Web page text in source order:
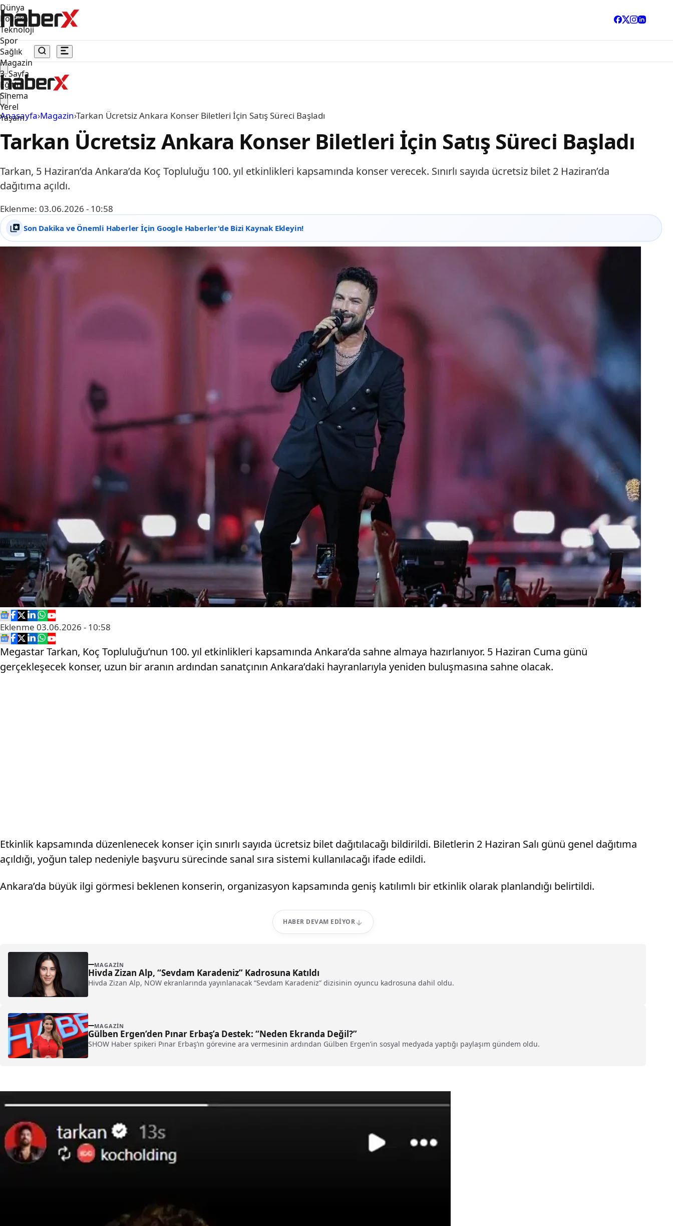
Dünya
Politika
Teknoloji
Spor
Sağlık
Magazin
3. Sayfa
Eğitim
Sinema
Yerel
Yaşam
Anasayfa›Magazin›Tarkan Ücretsiz Ankara Konser Biletleri İçin Satış Süreci Başladı
Tarkan Ücretsiz Ankara Konser Biletleri İçin Satış Süreci Başladı
Tarkan, 5 Haziran’da Ankara’da Koç Topluluğu 100. yıl etkinlikleri kapsamında konser verecek. Sınırlı sayıda ücretsiz bilet 2 Haziran’da
dağıtıma açıldı.
Eklenme: 03.06.2026 - 10:58
Son Dakika ve Önemli Haberler İçin Google Haberler'de Bizi Kaynak Ekleyin!
Eklenme 03.06.2026 - 10:58
Megastar Tarkan, Koç Topluluğu’nun 100. yıl etkinlikleri kapsamında Ankara’da sahne almaya hazırlanıyor. 5 Haziran Cuma günü
gerçekleşecek konser, uzun bir aranın ardından sanatçının Ankara’daki hayranlarıyla yeniden buluşmasına sahne olacak.
Etkinlik kapsamında düzenlenecek konser için sınırlı sayıda ücretsiz bilet dağıtılacağı bildirildi. Biletlerin 2 Haziran Salı günü genel dağıtıma
açıldığı, yoğun talep nedeniyle başvuru sürecinde sanal sıra sistemi kullanılacağı ifade edildi.
Ankara’da büyük ilgi görmesi beklenen konserin, organizasyon kapsamında geniş katılımlı bir etkinlik olarak planlandığı belirtildi.
HABER DEVAM EDIYOR
MAGAZIN
Hivda Zizan Alp, “Sevdam Karadeniz” Kadrosuna Katıldı
Hivda Zizan Alp, NOW ekranlarında yayınlanacak “Sevdam Karadeniz” dizisinin oyuncu kadrosuna dahil oldu.
MAGAZIN
Gülben Ergen’den Pınar Erbaş’a Destek: “Neden Ekranda Değil?”
SHOW Haber spikeri Pınar Erbaş’ın görevine ara vermesinin ardından Gülben Ergen’in sosyal medyada yaptığı paylaşım gündem oldu.